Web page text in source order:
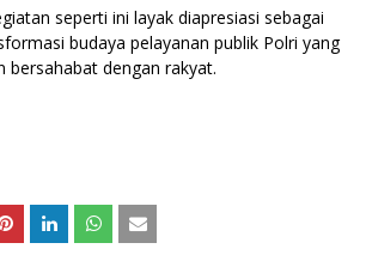
seperti ini layak diapresiasi sebagai
budaya pelayanan publik Polri yang
bersahabat dengan rakyat.